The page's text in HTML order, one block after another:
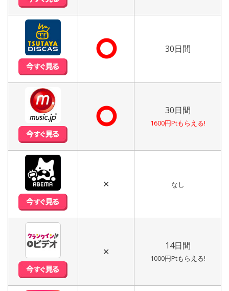
⭘ 30日間
⭘ 30日間
1600円Ptもらえる!
✕ なし
✕
14日間
1000円Ptもらえる!